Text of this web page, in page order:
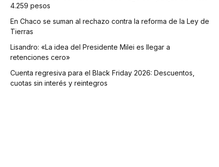
4.259 pesos
En Chaco se suman al rechazo contra la reforma de la Ley de
Tierras
Lisandro: «La idea del Presidente Milei es llegar a
retenciones cero»
Cuenta regresiva para el Black Friday 2026: Descuentos,
cuotas sin interés y reintegros